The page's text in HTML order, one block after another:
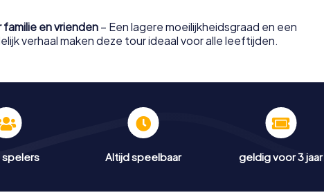
en vrienden – Een lagere moeilijkheidsgraad en een
verhaal maken deze tour ideaal voor alle leeftijden.
Altijd speelbaar geldig voor 3 jaar